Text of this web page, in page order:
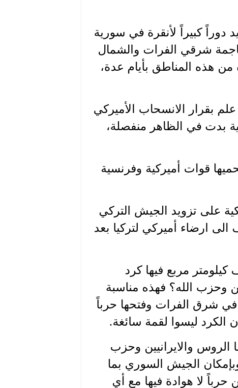
كبيراً لأنقرة في سورية
شرقي الفرات والشمال
هذه المناطق بأيام عدة،
بقرار الانسحاب الأميركي
بدت في الظاهر منفصلة،
قوات أميركية وفرنسية
على تزويد الجيش التركي
ارضاء أميركي لتركيا بعد
لتركيا ان تنشر قواتها على مساحة 40 الف كيلومتر مربع فيها كرد
وحزب الله؟ فهذه مناسبة
في شرق الفرات وفتحها حرباً
الكرد ليسوا لقمة سائغة.
الروس والايرانيين وحزب
وبإمكان الجيش السوري بما
لا هوادة فيها مع أي